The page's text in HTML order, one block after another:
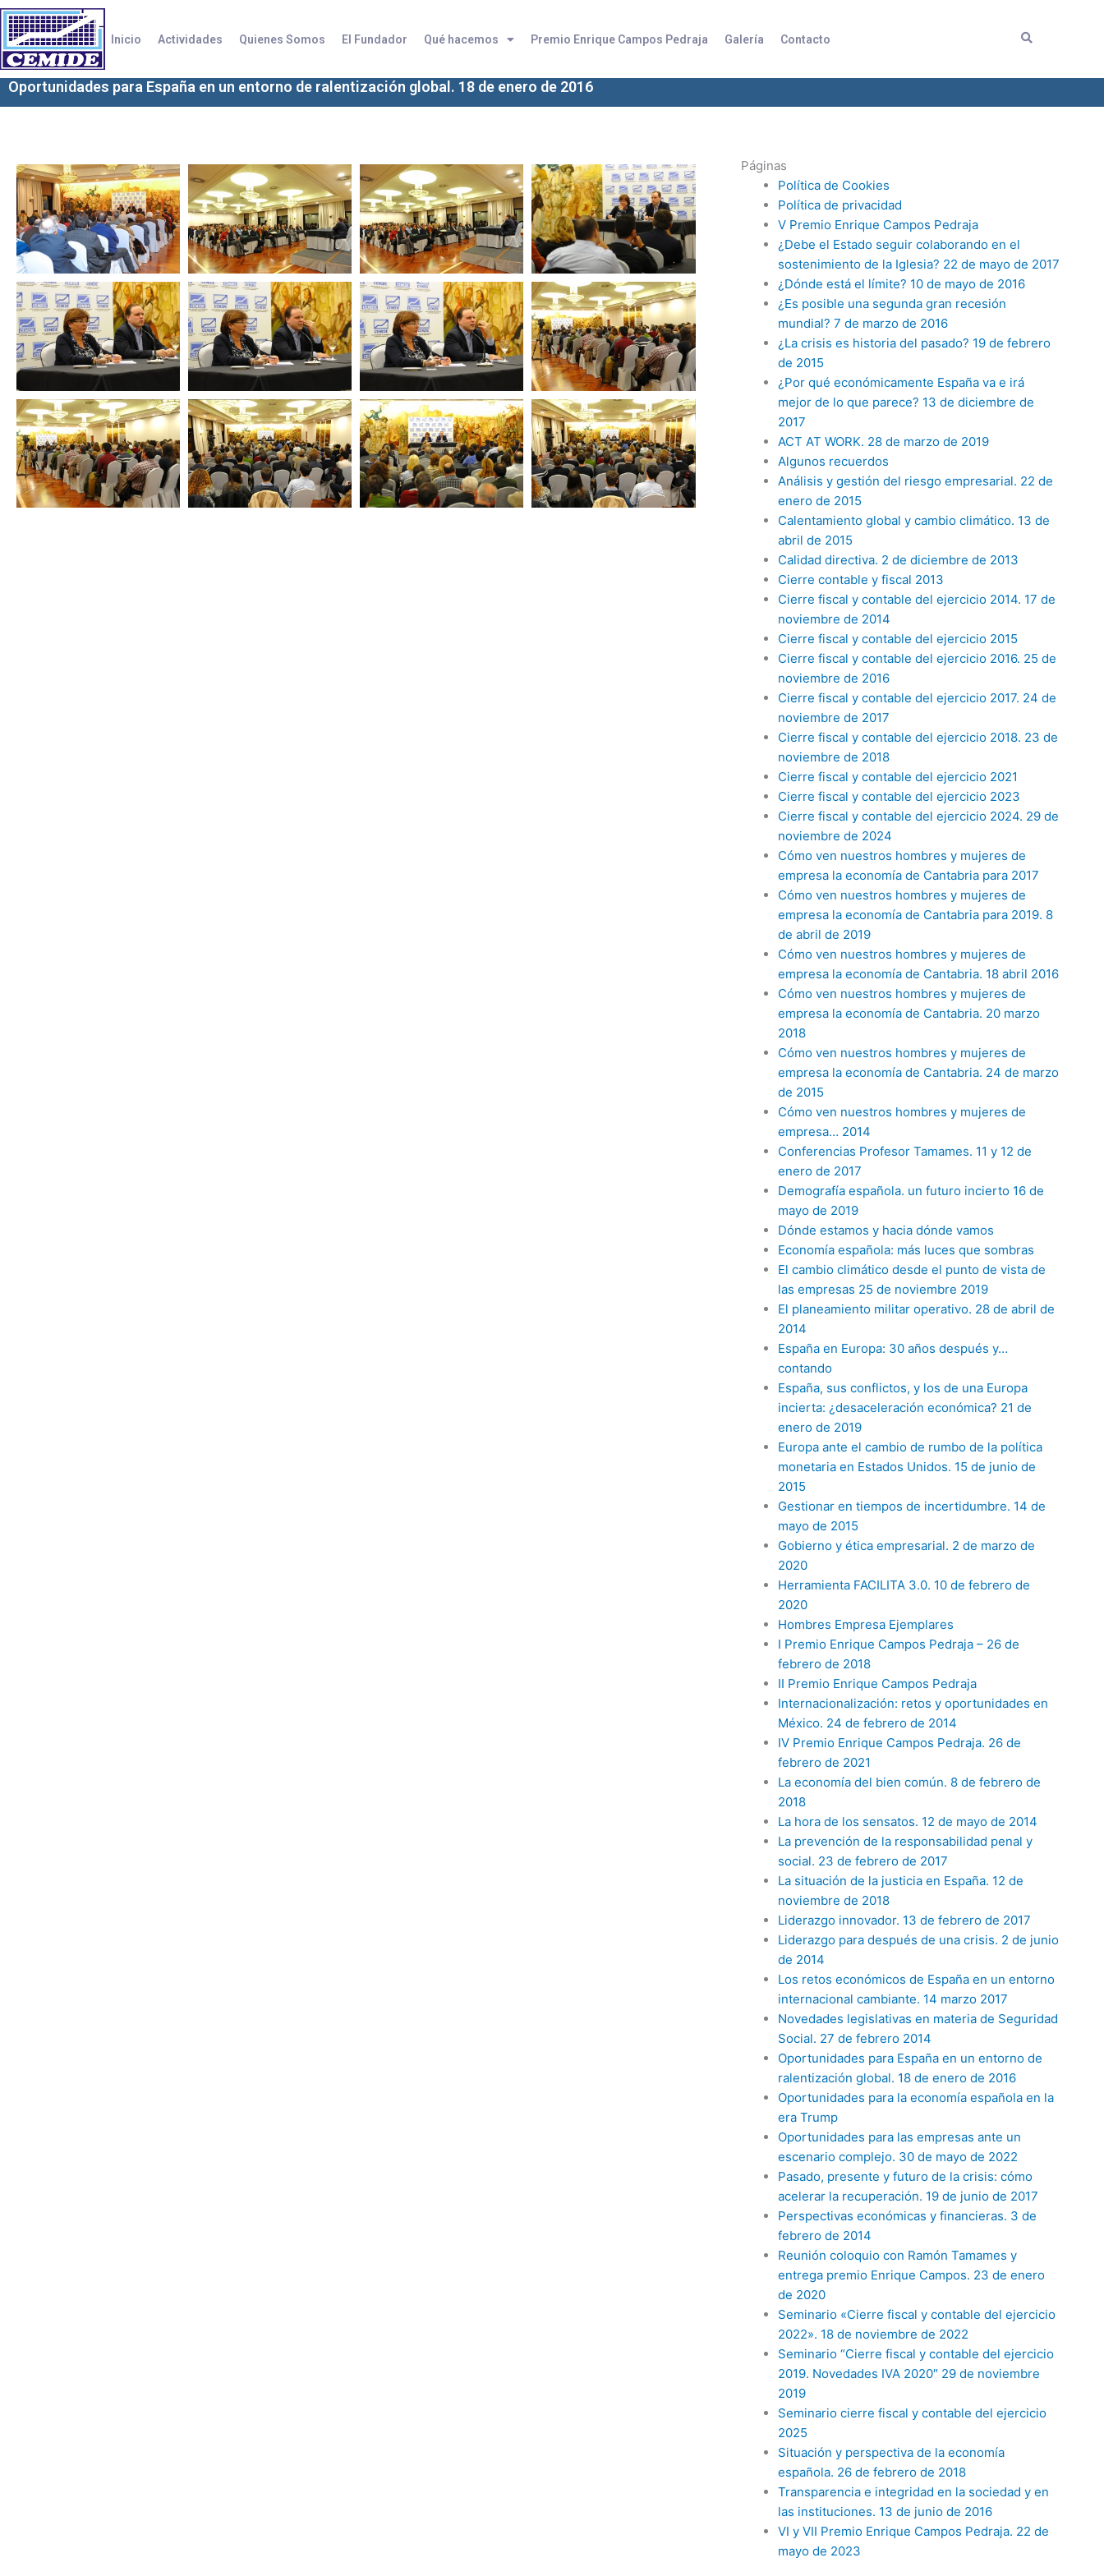
Ir
al
contenido
Inicio Actividades Quienes Somos El Fundador Qué hacemos Premio Enrique Campos Pedraja Galería Contacto
Oportunidades para España en un entorno de ralentización global. 18 de enero de 2016
Páginas
Política de Cookies
Política de privacidad
V Premio Enrique Campos Pedraja
¿Debe el Estado seguir colaborando en el
sostenimiento de la Iglesia? 22 de mayo de 2017
¿Dónde está el límite? 10 de mayo de 2016
¿Es posible una segunda gran recesión
mundial? 7 de marzo de 2016
¿La crisis es historia del pasado? 19 de febrero
de 2015
¿Por qué económicamente España va e irá
mejor de lo que parece? 13 de diciembre de
2017
ACT AT WORK. 28 de marzo de 2019
Algunos recuerdos
Análisis y gestión del riesgo empresarial. 22 de
enero de 2015
Calentamiento global y cambio climático. 13 de
abril de 2015
Calidad directiva. 2 de diciembre de 2013
Cierre contable y fiscal 2013
Cierre fiscal y contable del ejercicio 2014. 17 de
noviembre de 2014
Cierre fiscal y contable del ejercicio 2015
Cierre fiscal y contable del ejercicio 2016. 25 de
noviembre de 2016
Cierre fiscal y contable del ejercicio 2017. 24 de
noviembre de 2017
Cierre fiscal y contable del ejercicio 2018. 23 de
noviembre de 2018
Cierre fiscal y contable del ejercicio 2021
Cierre fiscal y contable del ejercicio 2023
Cierre fiscal y contable del ejercicio 2024. 29 de
noviembre de 2024
Cómo ven nuestros hombres y mujeres de
empresa la economía de Cantabria para 2017
Cómo ven nuestros hombres y mujeres de
empresa la economía de Cantabria para 2019. 8
de abril de 2019
Cómo ven nuestros hombres y mujeres de
empresa la economía de Cantabria. 18 abril 2016
Cómo ven nuestros hombres y mujeres de
empresa la economía de Cantabria. 20 marzo
2018
Cómo ven nuestros hombres y mujeres de
empresa la economía de Cantabria. 24 de marzo
de 2015
Cómo ven nuestros hombres y mujeres de
empresa… 2014
Conferencias Profesor Tamames. 11 y 12 de
enero de 2017
Demografía española. un futuro incierto 16 de
mayo de 2019
Dónde estamos y hacia dónde vamos
Economía española: más luces que sombras
El cambio climático desde el punto de vista de
las empresas 25 de noviembre 2019
El planeamiento militar operativo. 28 de abril de
2014
España en Europa: 30 años después y…
contando
España, sus conflictos, y los de una Europa
incierta: ¿desaceleración económica? 21 de
enero de 2019
Europa ante el cambio de rumbo de la política
monetaria en Estados Unidos. 15 de junio de
2015
Gestionar en tiempos de incertidumbre. 14 de
mayo de 2015
Gobierno y ética empresarial. 2 de marzo de
2020
Herramienta FACILITA 3.0. 10 de febrero de
2020
Hombres Empresa Ejemplares
I Premio Enrique Campos Pedraja – 26 de
febrero de 2018
II Premio Enrique Campos Pedraja
Internacionalización: retos y oportunidades en
México. 24 de febrero de 2014
IV Premio Enrique Campos Pedraja. 26 de
febrero de 2021
La economía del bien común. 8 de febrero de
2018
La hora de los sensatos. 12 de mayo de 2014
La prevención de la responsabilidad penal y
social. 23 de febrero de 2017
La situación de la justicia en España. 12 de
noviembre de 2018
Liderazgo innovador. 13 de febrero de 2017
Liderazgo para después de una crisis. 2 de junio
de 2014
Los retos económicos de España en un entorno
internacional cambiante. 14 marzo 2017
Novedades legislativas en materia de Seguridad
Social. 27 de febrero 2014
Oportunidades para España en un entorno de
ralentización global. 18 de enero de 2016
Oportunidades para la economía española en la
era Trump
Oportunidades para las empresas ante un
escenario complejo. 30 de mayo de 2022
Pasado, presente y futuro de la crisis: cómo
acelerar la recuperación. 19 de junio de 2017
Perspectivas económicas y financieras. 3 de
febrero de 2014
Reunión coloquio con Ramón Tamames y
entrega premio Enrique Campos. 23 de enero
de 2020
Seminario «Cierre fiscal y contable del ejercicio
2022». 18 de noviembre de 2022
Seminario “Cierre fiscal y contable del ejercicio
2019. Novedades IVA 2020″ 29 de noviembre
2019
Seminario cierre fiscal y contable del ejercicio
2025
Situación y perspectiva de la economía
española. 26 de febrero de 2018
Transparencia e integridad en la sociedad y en
las instituciones. 13 de junio de 2016
VI y VII Premio Enrique Campos Pedraja. 22 de
mayo de 2023